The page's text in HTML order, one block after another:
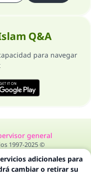
Q&A
para navegar
general
1997-2025 ©
adicionales para
cambiar o retirar su